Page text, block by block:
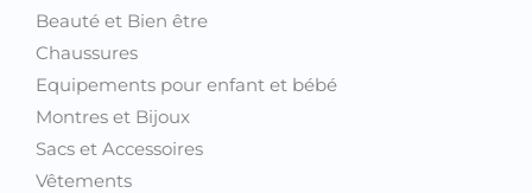
Beauté et Bien être
Chaussures
Equipements pour enfant et bébé
Montres et Bijoux
Sacs et Accessoires
Vêtements